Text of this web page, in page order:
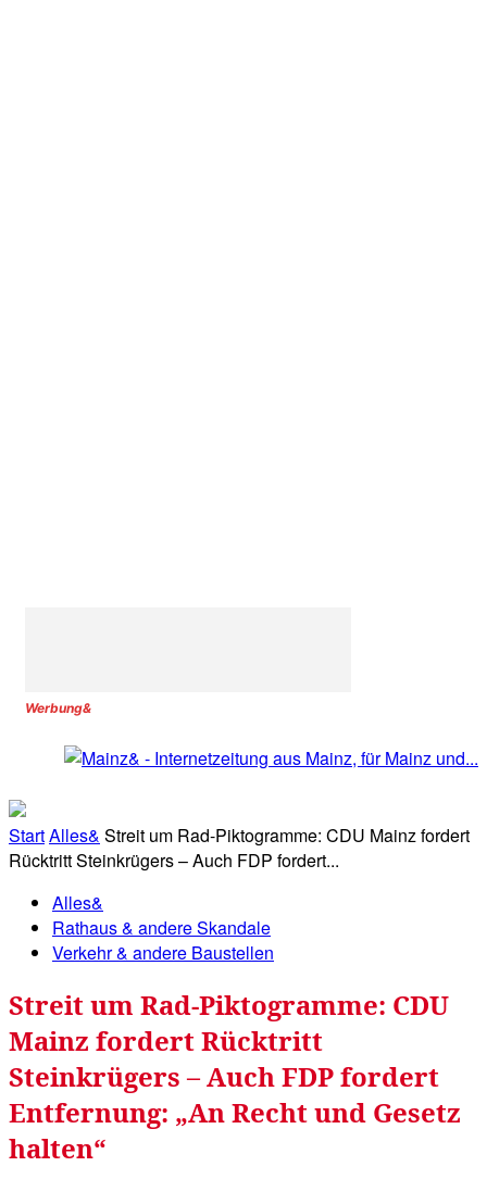
Werbung&
StartAlles& Streit um Rad-Piktogramme: CDU Mainz fordert
Rücktritt Steinkrügers – Auch FDP fordert...
Alles&
Rathaus & andere Skandale
Verkehr & andere Baustellen
Streit um Rad-Piktogramme: CDU
Mainz fordert Rücktritt
Steinkrügers – Auch FDP fordert
Entfernung: „An Recht und Gesetz
halten“